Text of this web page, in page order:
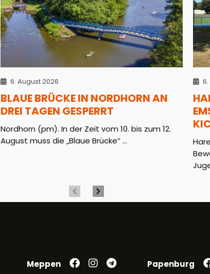
6. August 2026
BLAUE BRÜCKE IN NORDHORN AN
DREI TAGEN GESPERRT
Nordhorn (pm). In der Zeit vom 10. bis zum 12.
August muss die „Blaue Brücke“ ...
Meppen Papenburg